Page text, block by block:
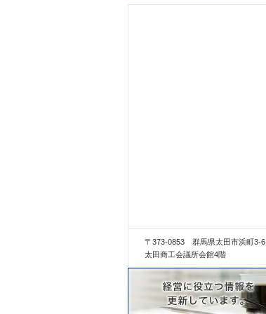
〒373-0853 群馬県太田市浜町3-6
太田商工会議所会館4階